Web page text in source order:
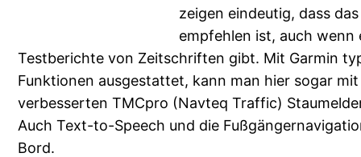
zeigen eindeutig, dass
empfehlen ist, auch wenn
Testberichte von Zeitschriften gibt. Mit Garmin
Funktionen ausgestattet, kann man hier sogar
verbesserten TMCpro (Navteq Traffic)
Auch Text-to-Speech und die
Bord.